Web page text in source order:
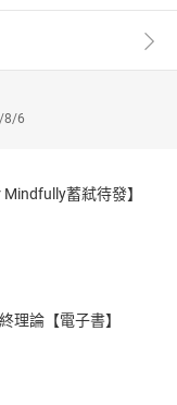
！」
的參戰意願。他們派
他。
懷鬼胎，月台上也站
動手的時機。
性格與絕不妥協的
年前的世界局勢，即
他是世界上第一個
指標，其做法與理念
可以傳播如此之遠，
8/6
蓄弒待發】
理論【電子書】